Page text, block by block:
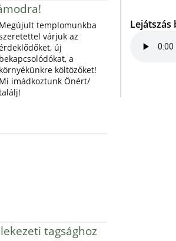
Megújult templomunkba
várjuk az
új
bekapcsolódókat, a
környékünkre költözőket!
Mi imádkoztunk Önért/
tagsághoz
Lejátszás